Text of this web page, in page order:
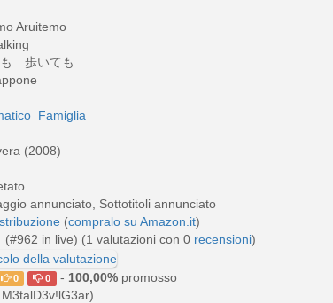
Aruitemo
歩いても
Famiglia
(2008)
annunciato, Sottotitoli annunciato
(compralo su Amazon.it)
(#962 in live) (1 valutazioni con 0 recensioni)
0 0 - 100,00%promosso